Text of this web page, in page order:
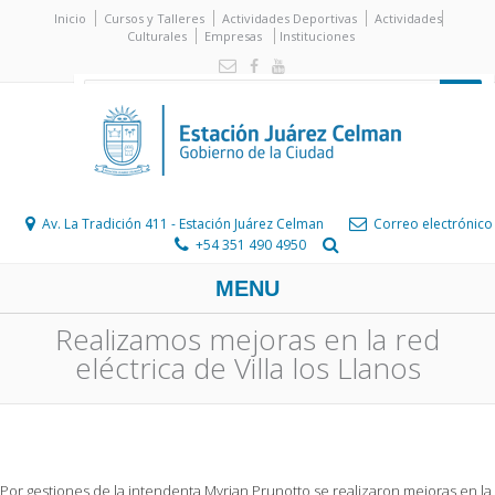
Inicio Cursos y Talleres Actividades Deportivas
Actividades
Culturales
Empresas Instituciones
Av. La Tradición 411 - Estación Juárez Celman
Correo electrónico
+54 351 490 4950
MENU
Realizamos mejoras en la red
eléctrica de Villa los Llanos
Por gestiones de la intendenta Myrian Prunotto se realizaron mejoras en la